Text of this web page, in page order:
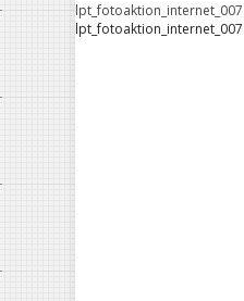
lpt_fotoaktion_internet_007
lpt_fotoaktion_internet_007